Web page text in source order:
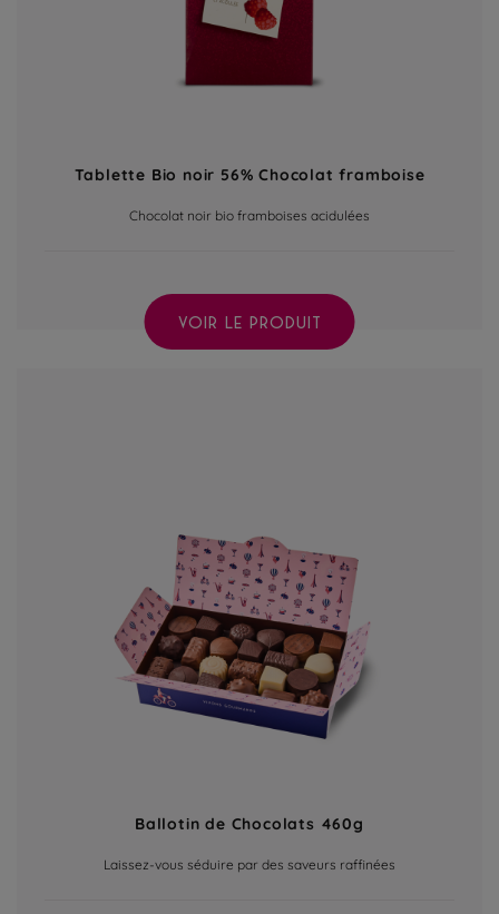
Tablette Bio noir 56% Chocolat framboise
Chocolat noir bio framboises acidulées
VOIR LE PRODUIT
Ballotin de Chocolats 460g
Laissez-vous séduire par des saveurs raffinées